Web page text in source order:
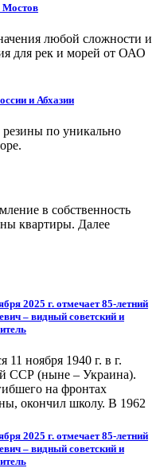
Мостов
любой сложности и
для рек и морей от ОАО
и Абхазии
по уникально
в собственность
квартиры. Далее
г. отмечает 85-летний
– видный советский и
11 ноября 1940 г. в г.
ССР (ныне – Украина).
на фронтах
окончил школу. В 1962
г. отмечает 85-летний
– видный советский и